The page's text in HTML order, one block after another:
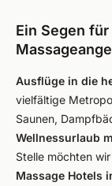
Ein Segen
Ausflüge in die
vielfältige
Saunen,
Wellnessurlaub
Stelle möchten
Massage Hotels